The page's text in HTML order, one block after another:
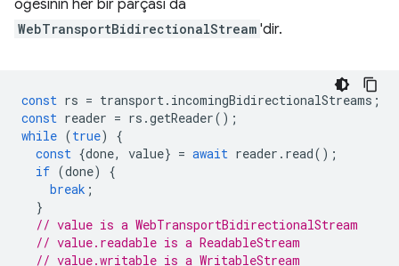
öğesinin her bir parçası da
WebTransportBidirectionalStream 'dir.
const rs = transport. incomingBidirectionalStreams ;
const reader = rs .getReader();
while (true)
{
const {done, value} = await reader . read();
if (done)
{
break ;
}
// value is a WebTransportBidirectionalStream
// value.readable is a ReadableStream
// value.writable is a WritableStream